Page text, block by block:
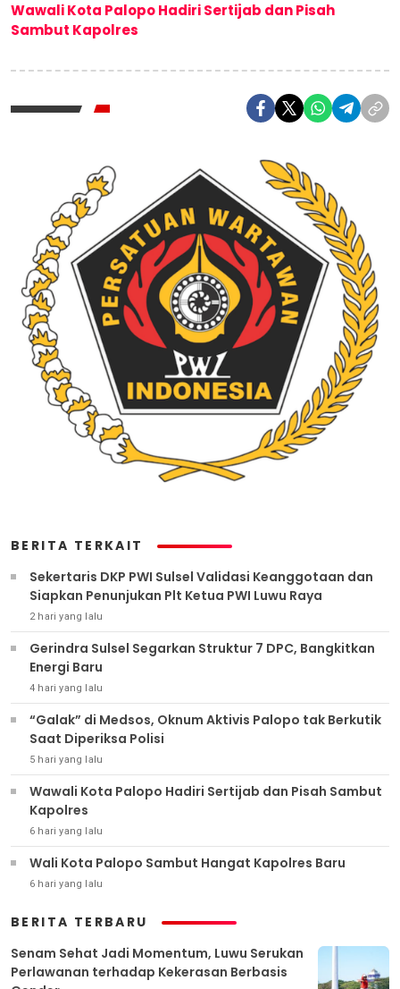
Wawali Kota Palopo Hadiri Sertijab dan Pisah
Sambut Kapolres
BERITA TERKAIT
Sekertaris DKP PWI Sulsel Validasi Keanggotaan dan
Siapkan Penunjukan Plt Ketua PWI Luwu Raya
2 hari yang lalu
Gerindra Sulsel Segarkan Struktur 7 DPC, Bangkitkan
Energi Baru
4 hari yang lalu
“Galak” di Medsos, Oknum Aktivis Palopo tak Berkutik
Saat Diperiksa Polisi
5 hari yang lalu
Wawali Kota Palopo Hadiri Sertijab dan Pisah Sambut
Kapolres
6 hari yang lalu
Wali Kota Palopo Sambut Hangat Kapolres Baru
6 hari yang lalu
BERITA TERBARU
Senam Sehat Jadi Momentum, Luwu Serukan
Perlawanan terhadap Kekerasan Berbasis